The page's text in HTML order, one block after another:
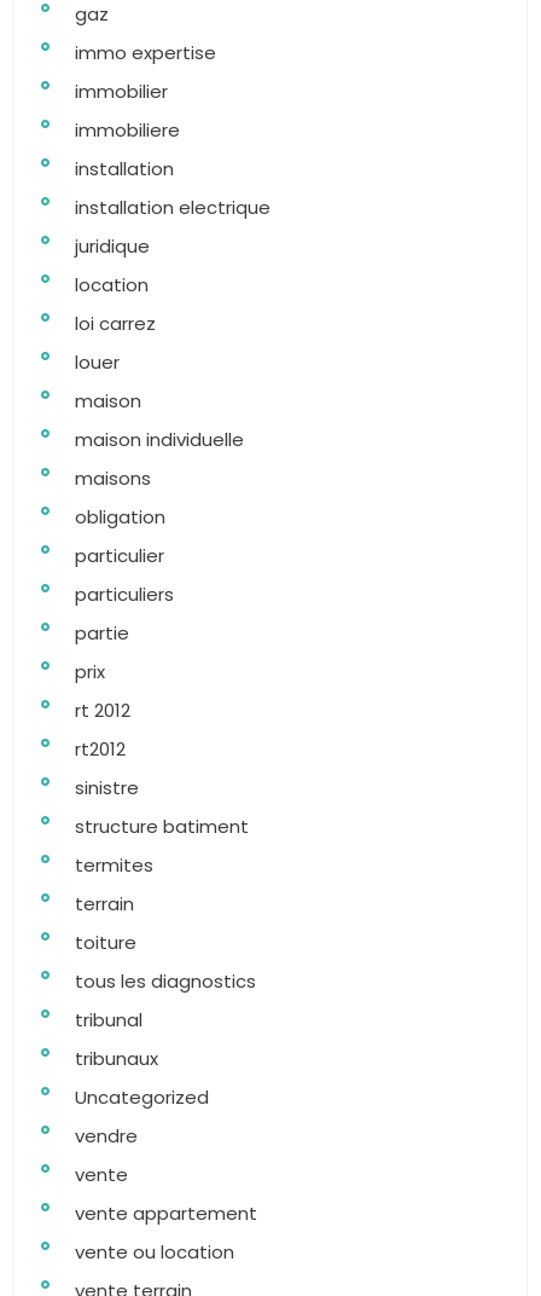
gaz
immo expertise
immobilier
immobiliere
installation
installation electrique
juridique
location
loi carrez
louer
maison
maison individuelle
maisons
obligation
particulier
particuliers
partie
prix
rt 2012
rt2012
sinistre
structure batiment
termites
terrain
toiture
tous les diagnostics
tribunal
tribunaux
Uncategorized
vendre
vente
vente appartement
vente ou location
vente terrain